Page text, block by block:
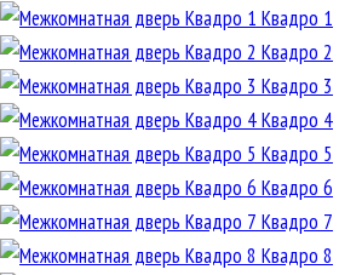
Квадро 1
Квадро 2
Квадро 3
Квадро 4
Квадро 5
Квадро 6
Квадро 7
Квадро 8